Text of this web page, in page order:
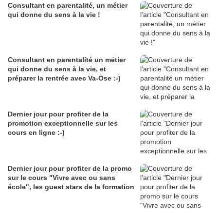
Consultant en parentalité, un métier
qui donne du sens à la vie !
Consultant en parentalité un métier
qui donne du sens à la vie, et
préparer la rentrée avec Va-Ose :-)
Dernier jour pour profiter de la
promotion exceptionnelle sur les
cours en ligne :-)
Dernier jour pour profiter de la promo
sur le cours "Vivre avec ou sans
école", les guest stars de la formation